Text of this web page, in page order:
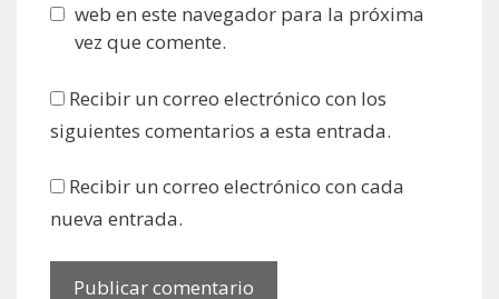
web en este navegador para la próxima
vez que comente.
Recibir un correo electrónico con los
siguientes comentarios a esta entrada.
Recibir un correo electrónico con cada
nueva entrada.